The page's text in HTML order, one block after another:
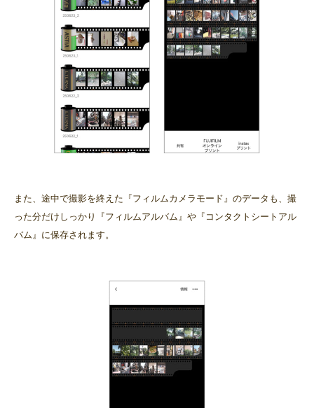
また、途中で撮影を終えた『フィルムカメラモード』のデータも、撮
った分だけしっかり『フィルムアルバム』や『コンタクトシートアル
バム』に保存されます。